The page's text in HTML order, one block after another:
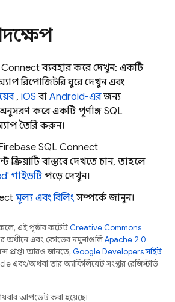
Connectব্যবহার করে দেখুন: একটি
রিপোজিটরি ঘুরে দেখুন এবং
, iOS বা Android-এরজন্য
করে একটি পূর্ণাঙ্গSQL
তৈরি করুন।
SQL Connect
বাস্তবে দেখতে চান, তাহলে
গাইডটিপড়ে দেখুন।
মূল্য এবং বিলিং সম্পর্কে জানুন।
এই পৃষ্ঠার কন্টেন্টCreative Commons
অধীনে এবং কোডের নমুনাগুলিApache 2.0
প্রাপ্ত। আরও জানতে,Google Developers সাইট
এবং/অথবা তার অ্যাফিলিয়েট সংস্থার রেজিস্টার্ড
আপডেট করা হয়েছে।